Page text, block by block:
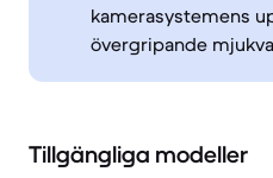
kamerasystemens
övergripande
Tillgängliga modeller